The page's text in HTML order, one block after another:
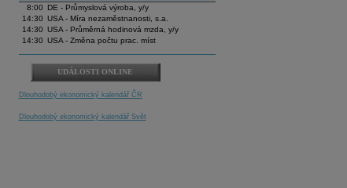
8:00
DE - Průmyslová výroba, y/y
14:30 USA - Míra nezaměstnanosti, s.a.
14:30 USA - Průměrná hodinová mzda, y/y
14:30 USA - Změna počtu prac. míst
UDÁLOSTI ONLINE
Dlouhodobý ekonomický kalendář ČR
Dlouhodobý ekonomický kalendář Svět